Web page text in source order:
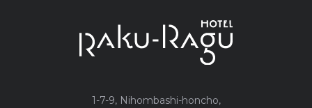
1-7-9, Nihombashi-honcho,